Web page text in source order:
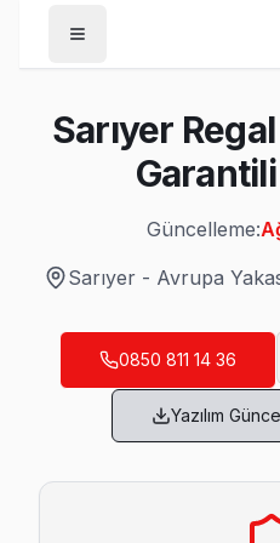
/Sarıyer
Son Güncelleme:Ağustos
Sarıyer'da
Ayazağa Regal Servis
Sarıyer
Garantili
Güncelleme:
Sarıyer- Avrupa
0850 811 14 36
Yazılım